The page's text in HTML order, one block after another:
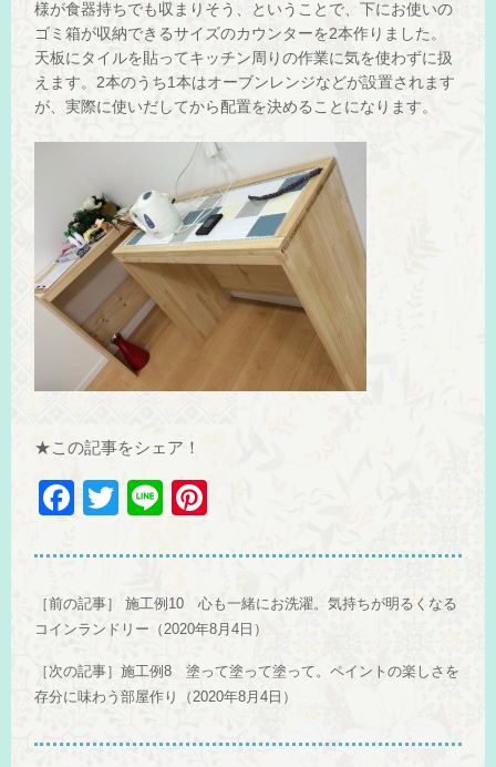
様が食器持ちでも収まりそう、ということで、下にお使いの
ゴミ箱が収納できるサイズのカウンターを2本作りました。
天板にタイルを貼ってキッチン周りの作業に気を使わずに扱
えます。2本のうち1本はオーブンレンジなどが設置されます
が、実際に使いだしてから配置を決めることになります。
★この記事をシェア！
F
c
e
b
o
o
k
T
tt
er
Li
e
er
e
st
［前の記事］
施工例10 心も一緒にお洗濯。気持ちが明るくなる
コインランドリー（2020年8月4日）
［次の記事］施工例8 塗って塗って塗って。ペイントの楽しさを
存分に味わう部屋作り（2020年8月4日）